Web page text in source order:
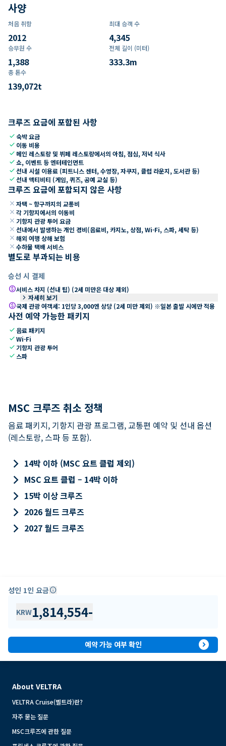
사양
처음 취항
2012
최대 승객 수
4,345
승무원 수
1,388
전체 길이 (미터)
333.3m
총 톤수
139,072t
크루즈 요금에 포함된 사항
check숙박 요금
check 이동 비용
check 메인 레스토랑 및 뷔페 레스토랑에서의 아침, 점심, 저녁 식사
check쇼, 이벤트 등 엔터테인먼트
check선내 시설 이용료 (피트니스 센터, 수영장, 자쿠지, 클럽 라운지, 도서관 등)
check선내 액티비티 (게임, 퀴즈, 공예 교실 등)
크루즈 요금에 포함되지 않은 사항
close 자택 ~ 항구까지의 교통비
close 각 기항지에서의 이동비
close 기항지 관광 투어 요금
close 선내에서 발생하는 개인 경비(음료비, 카지노, 상점, Wi-Fi, 스파, 세탁 등)
close 해외 여행 상해 보험
close 수하물 택배 서비스
별도로 부과되는 비용
승선 시 결제
paid서비스 차지 (선내 팁) (2세 미만은 대상 제외)
keyboard_arrow_right 자세히 보기
paid국제 관광 여객세: 1인당 3,000엔 상당 (2세 미만 제외) ※일본 출발 시에만 적용
사전 예약 가능한 패키지
check 음료 패키지
checkWi-Fi
check 기항지 관광 투어
check 스파
MSC 크루즈 취소 정책
음료 패키지, 기항지 관광 프로그램, 교통편 예약 및 선내 옵션
(레스토랑, 스파 등 포함).
keyboard_arrow_right 14박 이하 (MSC 요트 클럽 제외)
keyboard_arrow_right MSC 요트 클럽 – 14박 이하
keyboard_arrow_right 15박 이상 크루즈
keyboard_arrow_right 2026 월드 크루즈
keyboard_arrow_right 2027 월드 크루즈
성인 1인 요금info
KRW1,814,554-
예약 가능 여부 확인 expand_circle_right
About VELTRA
VELTRA Cruise(벨트라)란?
자주 묻는 질문
MSC크루즈에 관한 질문